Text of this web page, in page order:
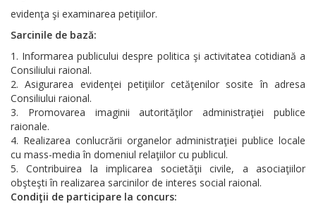
evidenţa şi examinarea petiţiilor.
Sarcinile de bază:
Informarea publicului despre politica şi activitatea cotidiană a
Consiliului raional.
Asigurarea evidenţei petiţiilor cetăţenilor sosite în adresa
Consiliului raional.
Promovarea imaginii autorităţilor administraţiei publice
raionale.
Realizarea conlucrării organelor administraţiei publice locale
cu mass-media în domeniul relaţiilor cu publicul.
Contribuirea la implicarea societăţii civile, a asociaţiilor
obşteşti în realizarea sarcinilor de interes social raional.
Condiţii de participare la concurs: